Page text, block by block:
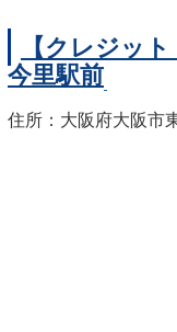
【クレジッ
今里駅前
住所：大阪府大阪市